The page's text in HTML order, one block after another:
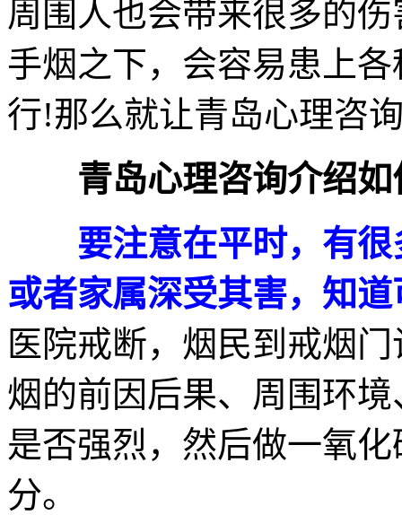
周围人也会带来很多的
手烟之下，会容易患上
行!那么就让青岛心理咨
青岛心理咨询介绍
要注意在平时，有
或者家属深受其害，知
医院戒断，烟民到戒烟
烟的前因后果、周围环
是否强烈，然后做一氧
分。